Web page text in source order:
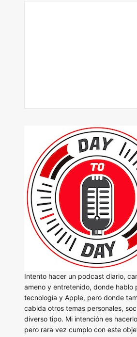
Intento hacer un podcast diario,
ameno y entretenido, donde hablo
tecnología y Apple, pero donde
cabida otros temas personales,
diverso tipo. Mi intención es
pero rara vez cumplo con este